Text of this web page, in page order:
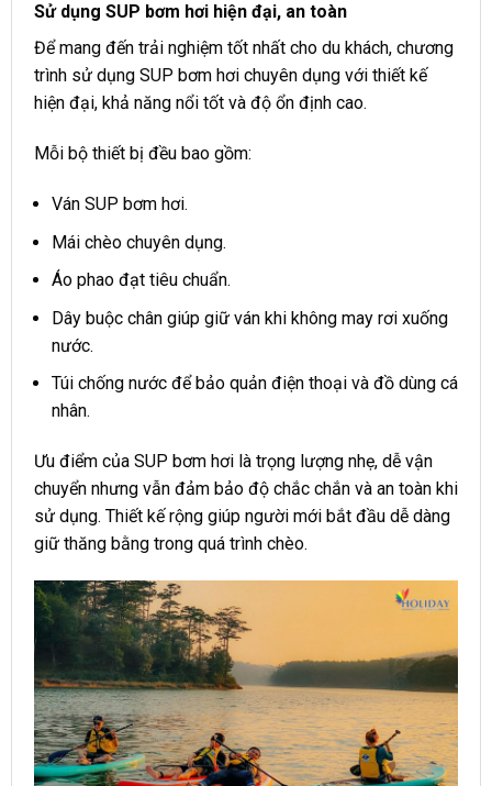
Sử dụng SUP bơm hơi hiện đại, an toàn
Để mang đến trải nghiệm tốt nhất cho du khách, chương
trình sử dụng SUP bơm hơi chuyên dụng với thiết kế
hiện đại, khả năng nổi tốt và độ ổn định cao.
Mỗi bộ thiết bị đều bao gồm:
Ván SUP bơm hơi.
Mái chèo chuyên dụng.
Áo phao đạt tiêu chuẩn.
Dây buộc chân giúp giữ ván khi không may rơi xuống
nước.
Túi chống nước để bảo quản điện thoại và đồ dùng cá
nhân.
Ưu điểm của SUP bơm hơi là trọng lượng nhẹ, dễ vận
chuyển nhưng vẫn đảm bảo độ chắc chắn và an toàn khi
sử dụng. Thiết kế rộng giúp người mới bắt đầu dễ dàng
giữ thăng bằng trong quá trình chèo.